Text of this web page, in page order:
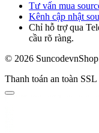
Tư vấn mua
Kênh cập nhật
Chỉ hỗ trợ qua
cầu rõ ràng.
© 2026
Thanh toán an toàn SSL